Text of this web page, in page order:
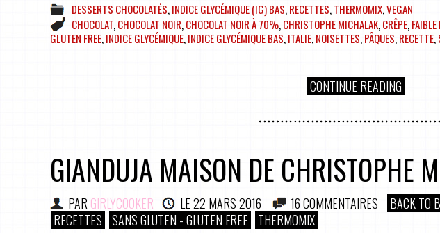
DESSERTS CHOCOLATÉS,INDICE GLYCÉMIQUE (IG) BAS,RECETTES,THERMOMIX,VEGAN
CHOCOLAT,CHOCOLAT NOIR,CHOCOLAT NOIR À 70%,CHRISTOPHE MICHALAK,CRÊPE,FAIBLE
GLUTEN FREE,INDICE GLYCÉMIQUE,INDICE GLYCÉMIQUE BAS,ITALIE,NOISETTES,PÂQUES,RECETTE,
CONTINUE READING
GIANDUJA MAISON DE CHRISTOPHE
PAR GIRLYCOOKER LE22 MARS 2016 16 COMMENTAIRES BACK TO
RECETTES SANS GLUTEN - GLUTEN FREE THERMOMIX